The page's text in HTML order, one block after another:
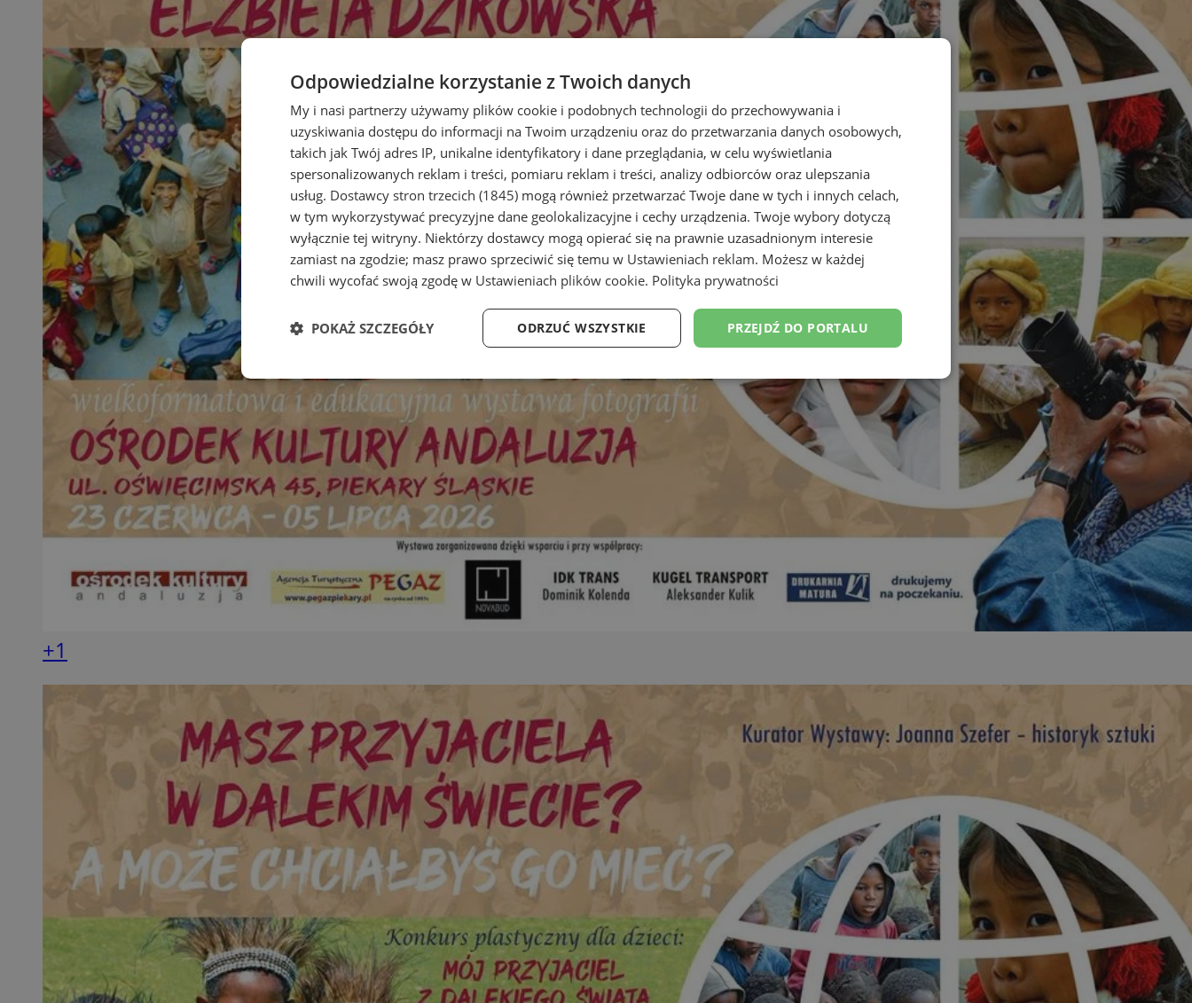
+1
Odpowiedzialne korzystanie z Twoich danych
My i nasi partnerzy używamy plików cookie i podobnych technologii do przechowywania i
uzyskiwania dostępu do informacji na Twoim urządzeniu oraz do przetwarzania danych osobowych,
takich jak Twój adres IP, unikalne identyfikatory i dane przeglądania, w celu wyświetlania
spersonalizowanych reklam i treści, pomiaru reklam i treści, analizy odbiorców oraz ulepszania
usług. Dostawcy stron trzecich (1845) mogą również przetwarzać Twoje dane w tych i innych celach,
w tym wykorzystywać precyzyjne dane geolokalizacyjne i cechy urządzenia. Twoje wybory dotyczą
wyłącznie tej witryny. Niektórzy dostawcy mogą opierać się na prawnie uzasadnionym interesie
zamiast na zgodzie; masz prawo sprzeciwić się temu w Ustawieniach reklam. Możesz w każdej
chwili wycofać swoją zgodę w Ustawieniach plików cookie. Polityka prywatności
PRZEJDŹ DO PORTALU
ODRZUĆ WSZYSTKIE
POKAŻ SZCZEGÓŁY
Niezbędne Wydajność Targetowanie Funkcjonalność Niesklasyfikowane
Niezbędne Wydajność
Niezbędne pliki cookie umożliwiają korzystanie z podstawowych funkcji strony internetowej, takich jak logowanie użytkownika i
zarządzanie kontem. Bez niezbędnych plików cookie nie można prawidłowo korzystać ze strony internetowej.
Nazwa Provider Domena
Okres
przechowywania
Opis
piekaryslaskie.com.pl
dotyczących prywatności podczas korzystania z
witryny. Rejestruje wybory dotyczące polityki
prywatności i ustawień zgody, zapewniając ich
NGINX Inc.
bh.contextweb.com
Sesja
Rejestruje, który klaster serwerów obsługuje
gościa. Jest to używane w kontekście
równoważenia obciążenia w celu optymalizacji
doświadczenia użytkownika.
CookieScriptConsent
CookieScript
4 tygodnie 2 dni
Ten plik cookie jest używany przez usługę
Cookie-Script.com do zapamiętywania
preferencji dotyczących zgody użytkownika na
pliki cookie. Jest to konieczne, aby baner cookie
Cookie-Script.com działał poprawnie.
__cf_bm
Cloudflare Inc.
.temu.com
29 minut 59
sekund
Ten plik cookie służy do rozróżniania ludzi i
botów. Jest to korzystne dla strony internetowej,
ponieważ umożliwia tworzenie ważnych
Google Privacy Policy